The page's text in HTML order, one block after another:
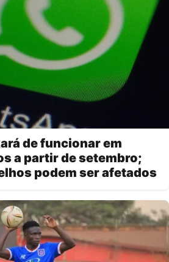
de funcionar em
a partir de setembro;
podem ser afetados